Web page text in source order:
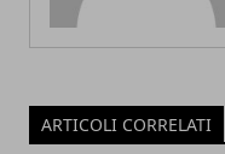
ARTICOLI CORRELATI